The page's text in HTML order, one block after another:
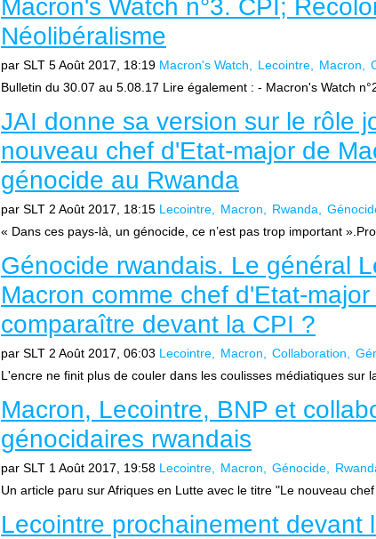
Macron's Watch n°3. CPI;
Néolibéralisme
par SLT 5 Août 2017, 18:19 Macron's Watch Lecointre Macron
Bulletin du 30.07 au 5.08.17 Lire également : - Macron's Watch
JAI donne sa version sur le rôle
nouveau chef d'Etat-major de
génocide au Rwanda
par SLT 2 Août 2017, 18:15 Lecointre Macron Rwanda
« Dans ces pays-là, un génocide, ce n’est pas trop important
Génocide rwandais. Le général
Macron comme chef d'Etat-
comparaître devant la CPI ?
par SLT 2 Août 2017, 06:03 Lecointre Macron Collaboration
L'encre ne finit plus de couler dans les coulisses médiatiques sur
Macron, Lecointre, BNP et
génocidaires rwandais
par SLT 1 Août 2017, 19:58 Lecointre Macron Génocide
Un article paru sur Afriques en Lutte avec le titre "Le nouveau chef
Lecointre prochainement devant